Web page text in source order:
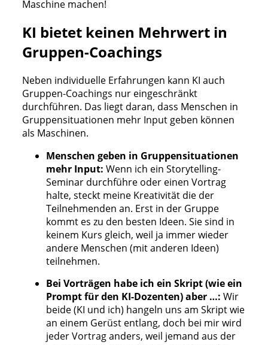
Maschine machen!
KI bietet keinen Mehrwert in
Gruppen-Coachings
Neben individuelle Erfahrungen kann KI auch
Gruppen-Coachings nur eingeschränkt
durchführen. Das liegt daran, dass Menschen in
Gruppensituationen mehr Input geben können
als Maschinen.
Menschen geben in Gruppensituationen
mehr Input: Wenn ich ein Storytelling-
Seminar durchführe oder einen Vortrag
halte, steckt meine Kreativität die der
Teilnehmenden an. Erst in der Gruppe
kommt es zu den besten Ideen. Sie sind in
keinem Kurs gleich, weil ja immer wieder
andere Menschen (mit anderen Ideen)
teilnehmen.
Bei Vorträgen habe ich ein Skript (wie ein
Prompt für den KI-Dozenten) aber …: Wir
beide (KI und ich) hangeln uns am Skript wie
an einem Gerüst entlang, doch bei mir wird
jeder Vortrag anders, weil jemand aus der